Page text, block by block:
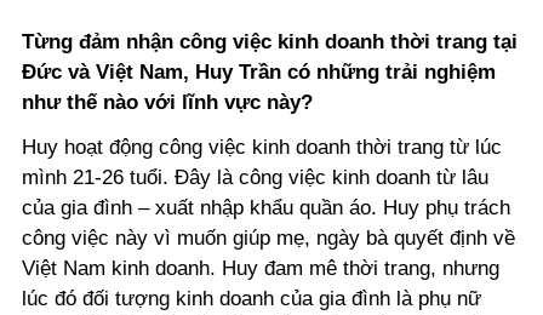
Từng đảm nhận công việc kinh doanh thời trang tại
Đức và Việt Nam, Huy Trần có những trải nghiệm
như thế nào với lĩnh vực này?
Huy hoạt động công việc kinh doanh thời trang từ lúc
mình 21-26 tuổi. Đây là công việc kinh doanh từ lâu
của gia đình – xuất nhập khẩu quần áo. Huy phụ trách
công việc này vì muốn giúp mẹ, ngày bà quyết định về
Việt Nam kinh doanh. Huy đam mê thời trang, nhưng
lúc đó đối tượng kinh doanh của gia đình là phụ nữ